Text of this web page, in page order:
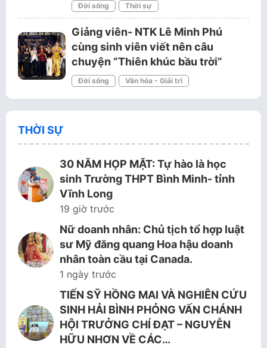
Đời sống Thời sự
Giảng viên- NTK Lê Minh Phú
cùng sinh viên viết nên câu
chuyện “Thiên khúc bầu trời”
Đời sống Văn hóa - Giải trí
THỜI SỰ
30 NĂM HỌP MẶT: Tự hào là học
sinh Trường THPT Bình Minh- tỉnh
Vĩnh Long
19 giờ trước
Nữ doanh nhân: Chủ tịch tổ hợp luật
sư Mỹ đăng quang Hoa hậu doanh
nhân toàn cầu tại Canada.
1 ngày trước
TIẾN SỸ HỒNG MAI VÀ NGHIÊN CỨU
SINH HẢI BÌNH PHỎNG VẤN CHÁNH
HỘI TRƯỞNG CHÍ ĐẠT – NGUYỄN
HỮU NHƠN VỀ CÁC…